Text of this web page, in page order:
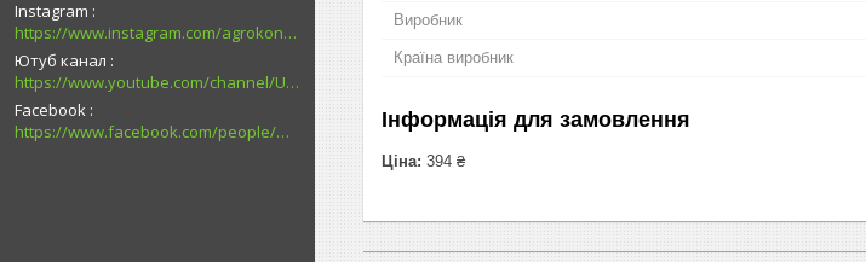
Instagram
https://www.instagram.com/agrokonsultant.com.ua
Ютуб канал
https://www.youtube.com/channel/UCsMskbYs7K45z-_p_4_grmQ
Facebook
https://www.facebook.com/people/%D0%90%D0%B3%D1%80%D0%BE%D0%BA%D0%BE%D0%BD%D1%81%D1%83%D0%BB%D1%8C%D1%82%D0%B0%D0%BD%D1%82-%D0%9F%D0%B0%D0%B2%D0%BB%D0%BE%D0%B3%D1%80%D0%B0%D0%B4/100027726794989/
Виробник
Країна виробник
Інформація для замовлення
Ціна: 394 ₴